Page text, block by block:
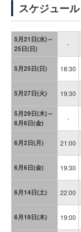
スケジュール
5月21日(水)～
25日(日)
-
5月25日(日) 18:30
5月27日(火) 19:30
5月29日(木)～
6月6日(金)
-
6月2日(月) 21:00
6月6日(金) 19:30
6月14日(土) 22:00
6月19日(木) 19:00